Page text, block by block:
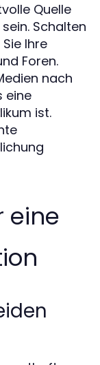
Quelle
Schalten
Ihre
Foren.
nach
eine
ist.
eine